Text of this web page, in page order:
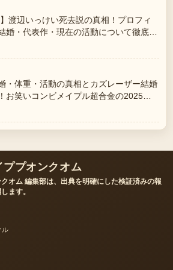
】渡辺いっけい死去説の真相！プロフィ
婚・代表作・現在の活動について徹底解
しっかりしていて安心感があります。
・体重・活動の真相とカズレーザー結婚
お笑いコンビメイプル超合金の2025年
分かりやすいです。今日の中でも特に読
ププオンクオム
オム 編集部は、出典を明確にした検証済みの報
ます。
ル